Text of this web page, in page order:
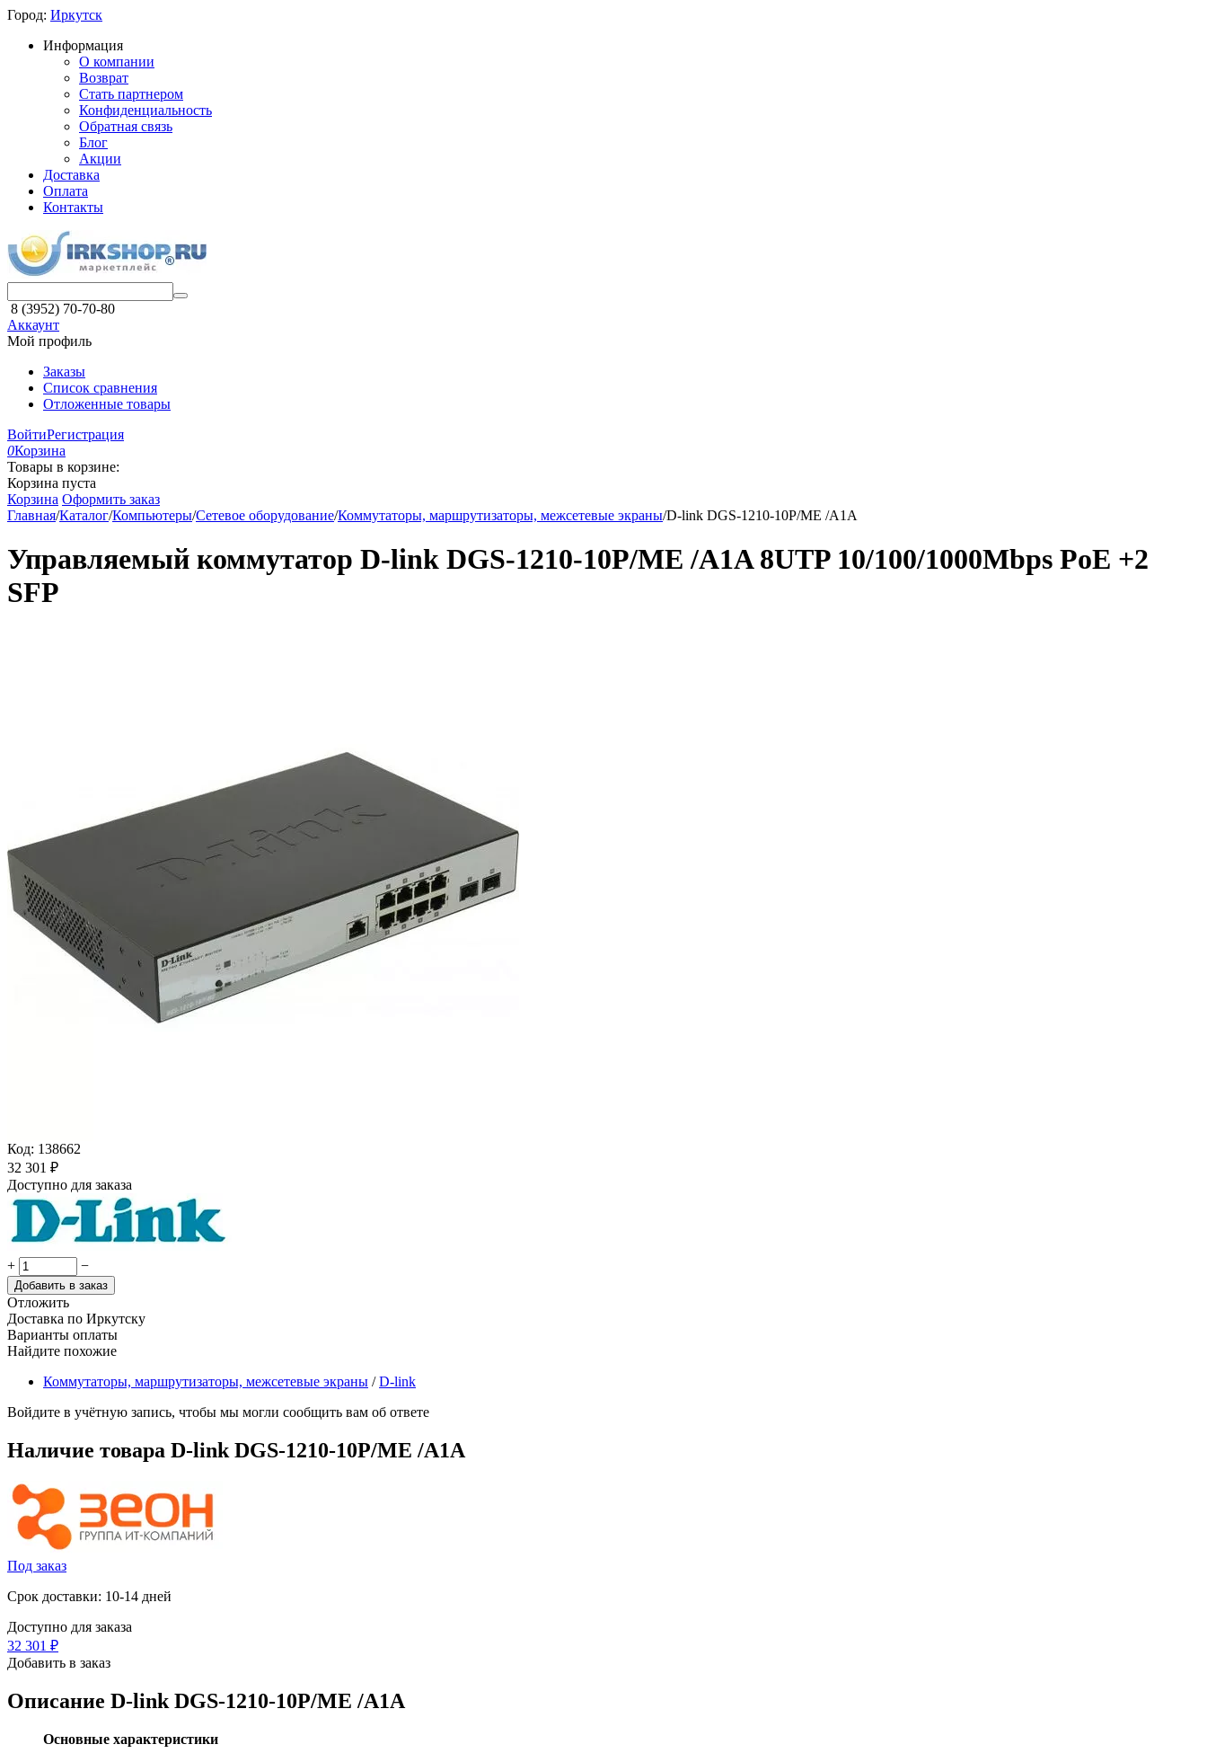
Город: Иркутск
Информация
О компании
Возврат
Стать партнером
Конфиденциальность
Обратная связь
Блог
Акции
Доставка
Оплата
Контакты
8 (3952) 70-70-80
Аккаунт
Мой профиль
Заказы
Список сравнения
Отложенные товары
ВойтиРегистрация
0Корзина
Товары в корзине:
Корзина пуста
Корзина Оформить заказ
Главная/Каталог/Компьютеры/Сетевое оборудование/Коммутаторы, маршрутизаторы, межсетевые экраны/D-link DGS-1210-10P/ME /A1A
Управляемый коммутатор D-link DGS-1210-10P/ME /A1A 8UTP 10/100/1000Mbps PoE +2
SFP
Код: 138662
32 301 ₽
Доступно для заказа
+ −
Добавить в заказ
Отложить
Доставка по Иркутску
Варианты оплаты
Найдите похожие
Коммутаторы, маршрутизаторы, межсетевые экраны /D-link
Войдите в учётную запись, чтобы мы могли сообщить вам об ответе
Наличие товара D-link DGS-1210-10P/ME /A1A
Под заказ
Срок доставки: 10-14 дней
Доступно для заказа
32 301 ₽
Добавить в заказ
Описание D-link DGS-1210-10P/ME /A1A
Основные характеристики